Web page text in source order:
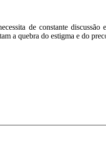
de constante
a quebra do estigma e do